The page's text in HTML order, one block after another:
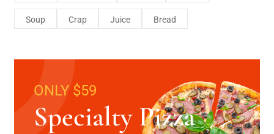
Soup Crap Juice Bread
ONLY $59
Specialty Pizza